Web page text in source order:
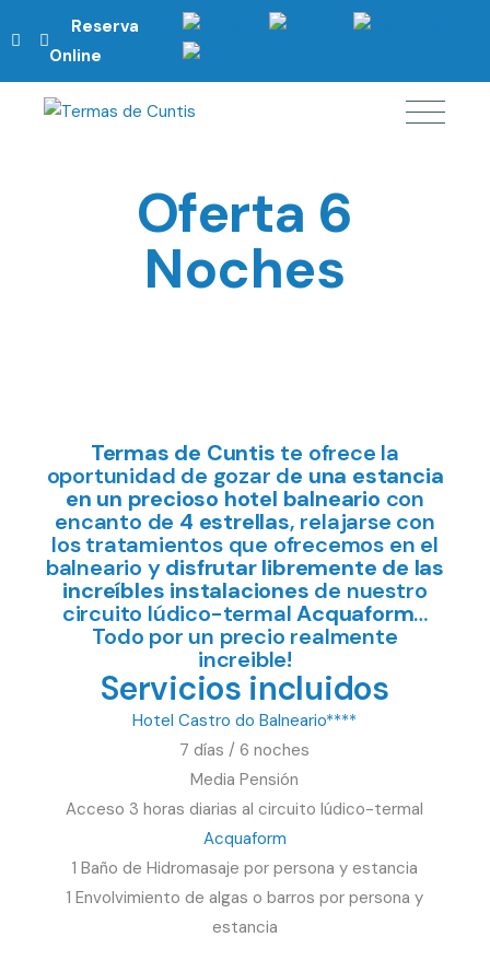
Reserva
Online
Oferta 6
Noches
Termas de Cuntis te ofrece la
oportunidad de gozar de una estancia
en un precioso hotel balneario con
encanto de 4 estrellas, relajarse con
los tratamientos que ofrecemos en el
balneario ydisfrutar libremente de las
increíbles instalaciones de nuestro
circuito lúdico-termalAcquaform…
Todo por un precio realmente
increible!
Servicios incluidos
Hotel Castro do Balneario****
7 días / 6 noches
Media Pensión
Acceso 3 horas diarias al circuito lúdico-termal
Acquaform
1 Baño de Hidromasaje por persona y estancia
1 Envolvimiento de algas o barros por persona y
estancia